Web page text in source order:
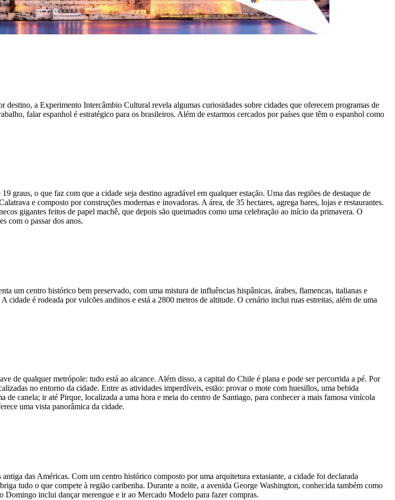
destino, a Experimento Intercâmbio Cultural revela algumas curiosidades sobre cidades que oferecem programas de
falar espanhol é estratégico para os brasileiros. Além de estarmos cercados por países que têm o espanhol como
graus, o que faz com que a cidade seja destino agradável em qualquer estação. Uma das regiões de destaque de
e composto por construções modernas e inovadoras. A área, de 35 hectares, agrega bares, lojas e restaurantes.
gigantes feitos de papel machê, que depois são queimados como uma celebração ao início da primavera. O
com o passar dos anos.
um centro histórico bem preservado, com uma mistura de influências hispânicas, árabes, flamencas, italianas e
é rodeada por vulcões andinos e está a 2800 metros de altitude. O cenário inclui ruas estreitas, além de uma
de qualquer metrópole: tudo está ao alcance. Além disso, a capital do Chile é plana e pode ser percorrida a pé. Por
no entorno da cidade. Entre as atividades imperdíveis, estão: provar o mote com huesillos, uma bebida
de canela; ir até Pirque, localizada a uma hora e meia do centro de Santiago, para conhecer a mais famosa vinícola
uma vista panorâmica da cidade.
das Américas. Com um centro histórico composto por uma arquitetura extasiante, a cidade foi declarada
tudo o que compete à região caribenha. Durante a noite, a avenida George Washington, conhecida também como
Domingo inclui dançar merengue e ir ao Mercado Modelo para fazer compras.